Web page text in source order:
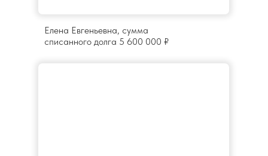
Елена Евгеньевна, сумма
списанного долга 5 600 000 ₽